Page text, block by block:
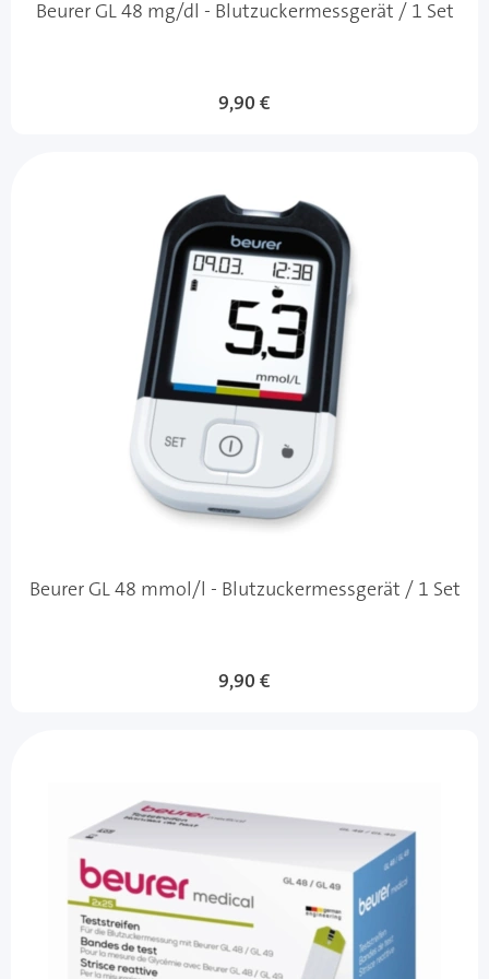
Beurer GL 48 mg/dl - Blutzuckermessgerät / 1 Set
9,90 €
Beurer GL 48 mmol/l - Blutzuckermessgerät / 1 Set
9,90 €